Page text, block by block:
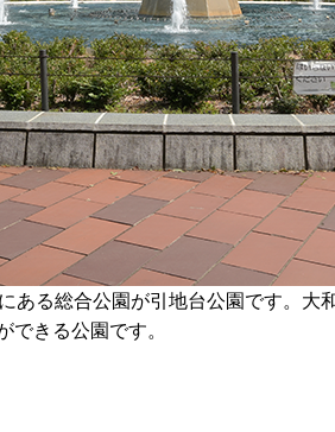
ある総合公園が引地台公園です。大
できる公園です。